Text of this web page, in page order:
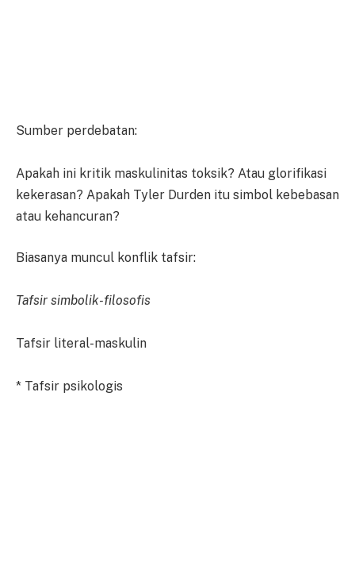
Sumber perdebatan:
Apakah ini kritik maskulinitas toksik? Atau glorifikasi
kekerasan? Apakah Tyler Durden itu simbol kebebasan
atau kehancuran?
Biasanya muncul konflik tafsir:
Tafsir simbolik-filosofis
Tafsir literal-maskulin
* Tafsir psikologis